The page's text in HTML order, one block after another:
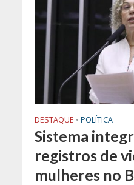
DESTAQUE • POLÍTICA
Sistema
registros de
mulheres no